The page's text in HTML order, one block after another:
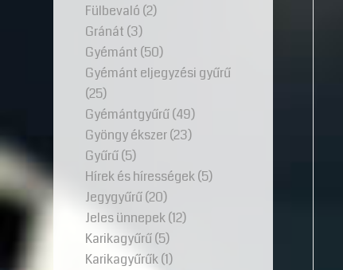
Fülbevaló (2)
Gránát (3)
Gyémánt (50)
Gyémánt eljegyzési gyűrű
(25)
Gyémántgyűrű(49)
Gyöngy ékszer(23)
Gyűrű(5)
Hírek és hírességek(5)
Jegygyűrű(20)
Jeles ünnepek(12)
Karikagyűrű(5)
Karikagyűrűk(1)